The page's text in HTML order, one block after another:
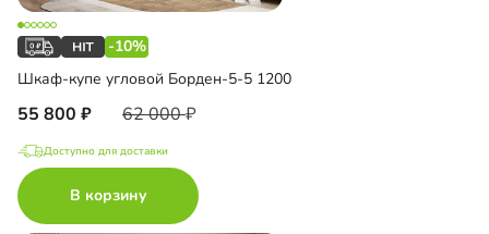
-10%
Шкаф-купе угловой Борден-5-5 1200
55 800 62 000
Доступно для доставки
В корзину